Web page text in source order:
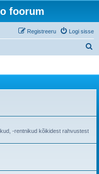
foorum
Logi sisse
Registreeru
-rentnikud kõikidest rahvustest